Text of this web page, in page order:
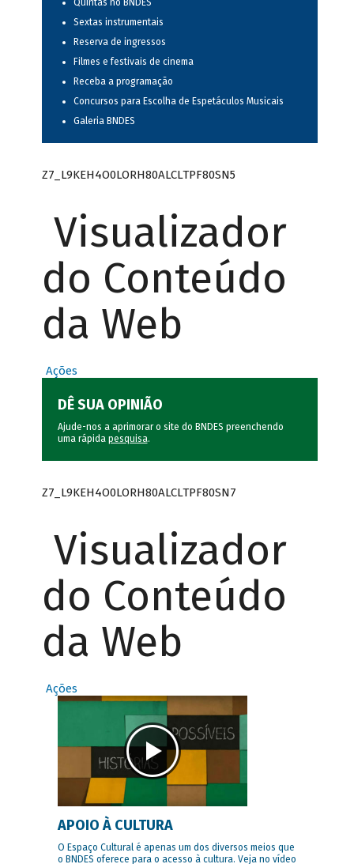
Quintas no BNDES
Sextas instrumentais
Reserva de ingressos
Filmes e festivais de cinema
Receba a programação
Concursos para Escolha de Espetáculos Musicais
Galeria BNDES
Z7_L9KEH4O0LORH80ALCLTPF80SN5
Visualizador
do Conteúdo
da Web
Ações
DÊ SUA OPINIÃO
Ajude-nos a aprimorar o site do BNDES preenchendo
uma rápida pesquisa.
Z7_L9KEH4O0LORH80ALCLTPF80SN7
Visualizador
do Conteúdo
da Web
Ações
APOIO À CULTURA
O Espaço Cultural é apenas um dos diversos meios que
o BNDES oferece para o acesso à cultura. Veja no vídeo